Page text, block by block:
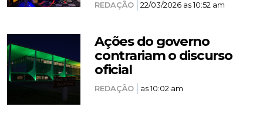
REDAÇÃO 22/03/2026 as 10:52 am
Ações do governo
contrariam o discurso
oficial
REDAÇÃO as 10:02 am